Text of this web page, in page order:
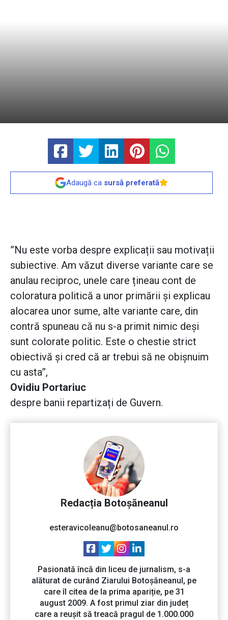
Adaugă ca sursă preferată
”Nu este vorba despre explicații sau motivații
subiective. Am văzut diverse variante care se
anulau reciproc, unele care țineau cont de
coloratura politică a unor primării și explicau
alocarea unor sume, alte variante care, din
contră spuneau că nu s-a primit nimic deși
sunt colorate politic. Este o chestie strict
obiectivă și cred că ar trebui să ne obișnuim
cu asta”,
Ovidiu Portariuc
despre banii repartizați de Guvern.
Redacția Botoșăneanul
esteravicoleanu@botosaneanul.ro
Pasionată încă din liceu de jurnalism, s-a
alăturat de curând Ziarului Botoșăneanul, pe
care îl citea de la prima apariție, pe 31
august 2009. A fost primul ziar din județ
care a reușit să treacă pragul de 1.000.000